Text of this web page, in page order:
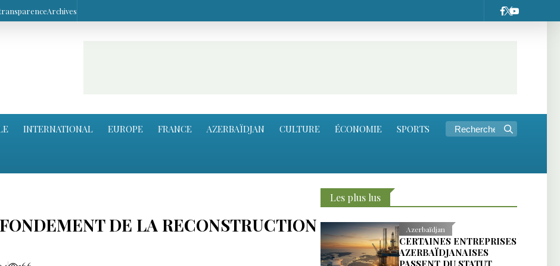
Archives
INTERNATIONAL EUROPE FRANCE AZERBAÏDJAN CULTURE ÉCONOMIE SPORTS
DE LA RECONSTRUCTION
Les plus lus
Azerbaïdjan
CERTAINES ENTREPRISES
AZERBAÏDJANAISES